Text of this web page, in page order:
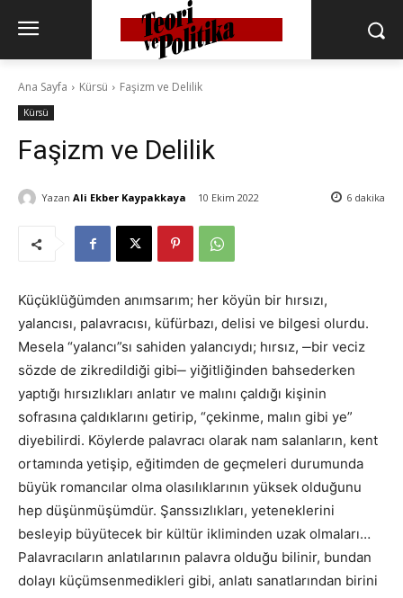
Ana Sayfa Kürsü Faşizm ve Delilik
Kürsü
Faşizm ve Delilik
Yazan Ali Ekber Kaypakkaya 10 Ekim 2022 6 dakika
Küçüklüğümden anımsarım; her köyün bir hırsızı,
yalancısı, palavracısı, küfürbazı, delisi ve bilgesi olurdu.
Mesela “yalancı”sı sahiden yalancıydı; hırsız, ‒bir veciz
sözde de zikredildiği gibi‒ yiğitliğinden bahsederken
yaptığı hırsızlıkları anlatır ve malını çaldığı kişinin
sofrasına çaldıklarını getirip, “çekinme, malın gibi ye”
diyebilirdi. Köylerde palavracı olarak nam salanların, kent
ortamında yetişip, eğitimden de geçmeleri durumunda
büyük romancılar olma olasılıklarının yüksek olduğunu
hep düşünmüşümdür. Şanssızlıkları, yeteneklerini
besleyip büyütecek bir kültür ikliminden uzak olmaları…
Palavracıların anlatılarının palavra olduğu bilinir, bundan
dolayı küçümsenmedikleri gibi, anlatı sanatlarından birini